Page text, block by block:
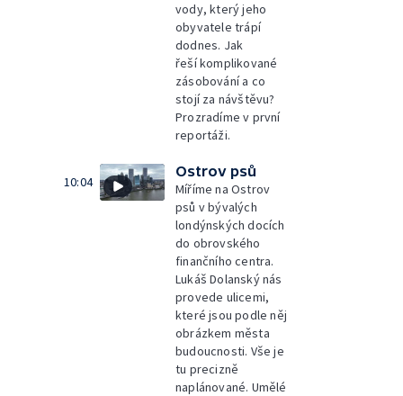
vody, který jeho
obyvatele trápí
dodnes. Jak
řeší komplikované
zásobování a co
stojí za návštěvu?
Prozradíme v první
reportáži.
10:04
Ostrov psů
Míříme na Ostrov
psů v bývalých
londýnských docích
do obrovského
finančního centra.
Lukáš Dolanský nás
provede ulicemi,
které jsou podle něj
obrázkem města
budoucnosti. Vše je
tu precizně
naplánované. Umělé